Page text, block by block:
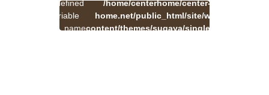
Undefined
variable
$cat_name
/home/centerhome/center-
home.net/public_html/site/wp-
content/themes/sugaya/single.php